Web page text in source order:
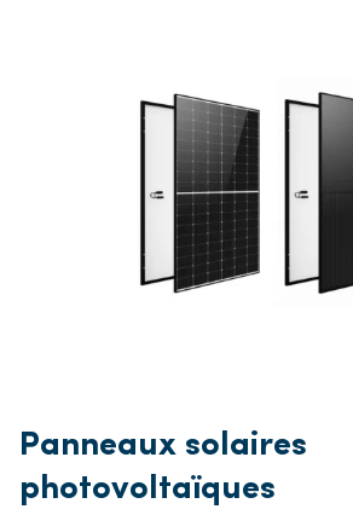
Panneaux solaires
photovoltaïques